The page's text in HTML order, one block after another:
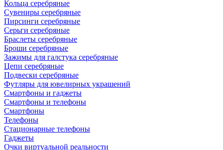
Кольца серебряные
Сувениры серебряные
Пирсинги серебряные
Серьги серебряные
Браслеты серебряные
Броши серебряные
Зажимы для галстука серебряные
Цепи серебряные
Подвески серебряные
Футляры для ювелирных украшений
Смартфоны и гаджеты
Смартфоны и телефоны
Смартфоны
Телефоны
Стационарные телефоны
Гаджеты
Очки виртуальной реальности